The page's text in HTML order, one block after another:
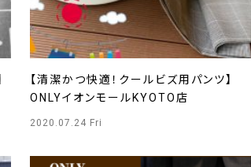
【清潔かつ快適！クールビズ用パンツ】
ONLYイオンモールKYOTO店
2020.07.24 Fri